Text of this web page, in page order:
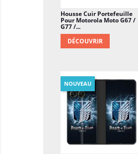
Housse Cuir Portefeuille
Pour Motorola Moto G67 /
G77 /...
DÉCOUVRIR
NOUVEAU